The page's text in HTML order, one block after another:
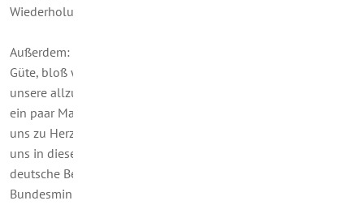
Wiederholungen sind im Sinne von Nachhaltigkeit geboten.
Außerdem: Ein wiederholter Tipp verliert nichts von seiner
Güte, bloß weil er mehrmals gegeben wird. Dazu kommt
unsere allzu menschliche Eigenart, dass wir manchmal etwas
ein paar Mal gelesen und gehört haben müssen, bevor wir es
uns zu Herzen nehmen bzw. selbst tätig werden. Wir beziehen
uns in diesem Zusammenhang gerne erneut auf die oberste
deutsche Behörde in solchen Angelegenheiten: Das
Bundesministerium für Umwelt, Naturschutz und